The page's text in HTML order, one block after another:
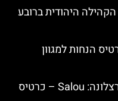
היהודית ברובע
הנחות למגוון
פארק המים PortAventura בברצלונה: Salou – כרטיס